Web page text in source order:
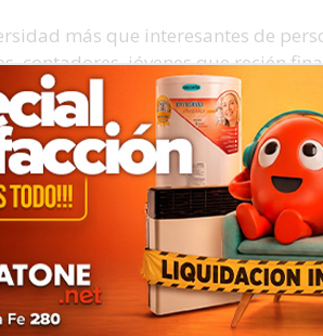
más que interesantes de
contadores, jóvenes que recién
buscando respuestas a sus
en público, quién
fue el que más nos inquietó a la
los tripulantes están en una
uruguayas declaradas
a los ganadores de esta pierna